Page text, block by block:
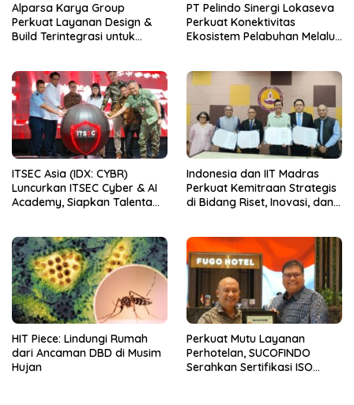
Alparsa Karya Group
Perkuat Layanan Design &
Build Terintegrasi untuk
PT Pelindo Sinergi Lokaseva
Perkuat Konektivitas
Ekosistem Pelabuhan Melalui
ITSEC Asia (IDX: CYBR)
Luncurkan ITSEC Cyber & AI
Academy, Siapkan Talenta
Memimpin Era AI
Indonesia dan IIT Madras
Perkuat Kemitraan Strategis
di Bidang Riset, Inovasi, dan
HIT Piece: Lindungi Rumah
dari Ancaman DBD di Musim
Hujan
Perkuat Mutu Layanan
Perhotelan, SUCOFINDO
Serahkan Sertifikasi ISO